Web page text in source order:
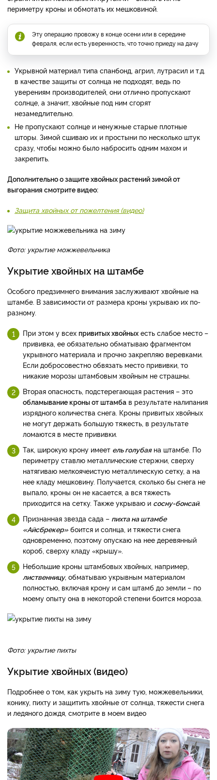
периметру кроны и обмотать их мешковиной.
Эту операцию провожу в конце осени или в середине
февраля, если есть уверенность, что точно приеду на дачу
Укрывной материал типа спанбонд, агрил, лутрасил и т.д.
в качестве защиты от солнца не подходят, ведь по
уверениям производителей, они отлично пропускают
солнце, а значит, хвойные под ним сгорят
незамедлительно.
Не пропускают солнце и ненужные старые плотные
шторы. Зимой сшиваю их и простыни по несколько штук
сразу, чтобы можно было набросить одним махом и
закрепить.
Дополнительно о защите хвойных растений зимой от
выгорания смотрите видео:
Защита хвойных от пожелтения (видео)
Фото: укрытие можжевельника
Укрытие хвойных на штамбе
Особого предзимнего внимания заслуживают хвойные на
штамбе. В зависимости от размера кроны укрываю их по-
разному.
При этом у всех привитых хвойных есть слабое место –
прививка, ее обязательно обматываю фрагментом
укрывного материала и прочно закрепляю веревками.
Если добросовестно обвязать место прививки, то
никакие морозы штамбовым хвойным не страшны.
Вторая опасность, подстерегающая растения – это
обламывание кроны от штамба в результате налипания
изрядного количества снега. Кроны привитых хвойных
не могут держать большую тяжесть, в результате
ломаются в месте прививки.
Так, широкую крону имеет ель голубаяна штамбе. По
периметру ставлю металлические стержни, сверху
натягиваю мелкоячеистую металлическую сетку, а на
нее кладу мешковину. Получается, сколько бы снега не
выпало, кроны он не касается, а вся тяжесть
приходится на сетку. Также укрываю и сосну-бонсай.
Признанная звезда сада – пихта на штамбе
«Айсбрекер» боится и солнца, и тяжести снега
одновременно, поэтому опускаю на нее деревянный
короб, сверху кладу «крышу».
Небольшие кроны штамбовых хвойных, например,
лиственницу, обматываю укрывным материалом
полностью, включая крону и сам штамб до земли – по
моему опыту она в некоторой степени боится мороза.
Фото: укрытие пихты
Укрытие хвойных (видео)
Подробнее о том, как укрыть на зиму тую, можжевельники,
конику, пихту и защитить хвойные от солнца, тяжести снега
и ледяного дождя, смотрите в моем видео